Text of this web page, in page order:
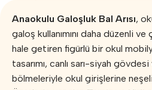
Anaokulu Galoşluk Bal Arısı,
galoş kullanımını daha düzenli ve
hale getiren figürlü bir okul
tasarımı, canlı sarı-siyah
bölmeleriyle okul girişlerine neşeli